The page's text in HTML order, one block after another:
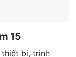
15
bị, trình